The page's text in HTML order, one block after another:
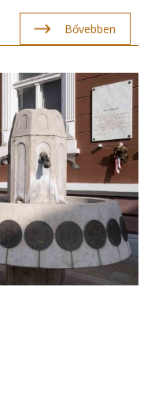
Bővebben